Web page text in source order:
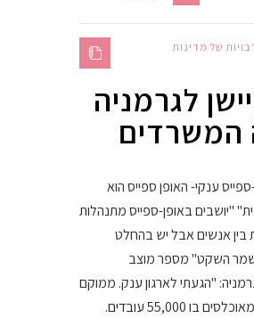
של מדינות
לגרמניה
המשרדים
ספייס ענקי- האופן ספייס הוא
"יושבים באופן-ספייס מתנהלות
בין אנשים אבל יש בהחלט
השקט" מספר מוצב
"הגעתי לארגון ענק. ממוקם
בבנין קומות ומאוכלסים בו 55,000 עובדים.